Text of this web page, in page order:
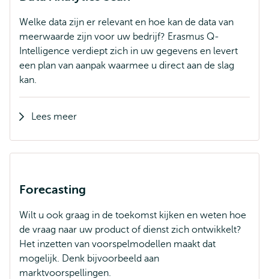
Welke data zijn er relevant en hoe kan de data van
meerwaarde zijn voor uw bedrijf? Erasmus Q-
Intelligence verdiept zich in uw gegevens en levert
een plan van aanpak waarmee u direct aan de slag
kan.
Lees meer
Forecasting
Wilt u ook graag in de toekomst kijken en weten hoe
de vraag naar uw product of dienst zich ontwikkelt?
Het inzetten van voorspelmodellen maakt dat
mogelijk. Denk bijvoorbeeld aan
marktvoorspellingen.